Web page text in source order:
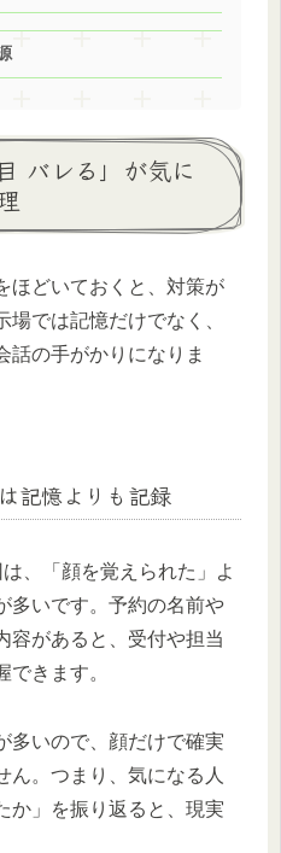
バレる」が気に
ほどいておくと、対策が
場では記憶だけでなく、
話の手がかりになりま
記憶よりも記録
、「顔を覚えられた」よ
多いです。予約の名前や
容があると、受付や担当
きます。
多いので、顔だけで確実
ん。つまり、気になる人
か」を振り返ると、現実